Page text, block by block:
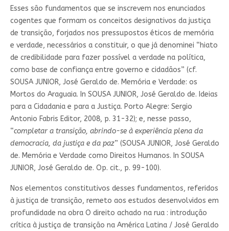
Esses são fundamentos que se inscrevem nos enunciados
cogentes que formam os conceitos designativos da justiça
de transição, forjados nos pressupostos éticos de memória
e verdade, necessários a constituir, o que já denominei “hiato
de credibilidade para fazer possível a verdade na política,
como base de confiança entre governo e cidadãos” (cf.
SOUSA JUNIOR, José Geraldo de. Memória e Verdade: os
Mortos do Araguaia. In SOUSA JUNIOR, José Geraldo de. Ideias
para a Cidadania e para a Justiça. Porto Alegre: Sergio
Antonio Fabris Editor, 2008, p. 31-32); e, nesse passo,
“completar a transição, abrindo-se à experiência plena da
democracia, da justiça e da paz” (SOUSA JUNIOR, José Geraldo
de. Memória e Verdade como Direitos Humanos. In SOUSA
JUNIOR, José Geraldo de. Op. cit., p. 99-100).
Nos elementos constitutivos desses fundamentos, referidos
à justiça de transição, remeto aos estudos desenvolvidos em
profundidade na obra O direito achado na rua : introdução
crítica à justiça de transição na América Latina / José Geraldo